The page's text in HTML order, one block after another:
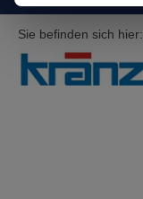
Sie befinden sich hier: